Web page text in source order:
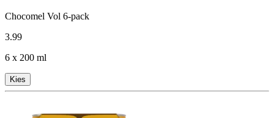
Chocomel Vol 6-pack
3.99
6 x 200 ml
Kies